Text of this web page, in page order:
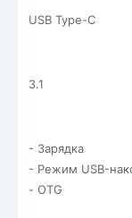
USB Type-C
3.1
- Зарядка
- Режим USB-
- OTG